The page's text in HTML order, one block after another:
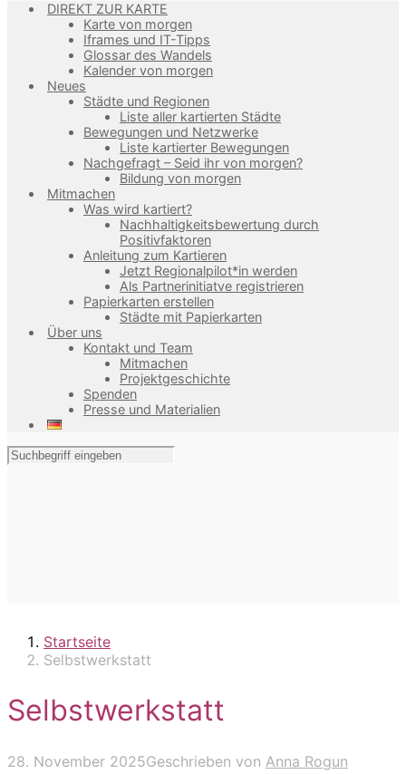
DIREKT ZUR KARTE
Karte von morgen
Iframes und IT-Tipps
Glossar des Wandels
Kalender von morgen
Neues
Städte und Regionen
Liste aller kartierten Städte
Bewegungen und Netzwerke
Liste kartierter Bewegungen
Nachgefragt – Seid ihr von morgen?
Bildung von morgen
Mitmachen
Was wird kartiert?
Nachhaltigkeitsbewertung durch
Positivfaktoren
Anleitung zum Kartieren
Jetzt Regionalpilot*in werden
Als Partnerinitiatve registrieren
Papierkarten erstellen
Städte mit Papierkarten
Über uns
Kontakt und Team
Mitmachen
Projektgeschichte
Spenden
Presse und Materialien
Startseite
Selbstwerkstatt
Selbstwerkstatt
28. November 2025Geschrieben von Anna Rogun